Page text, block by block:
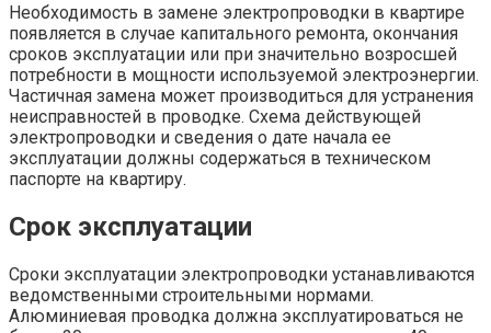
Необходимость в замене электропроводки в квартире
появляется в случае капитального ремонта, окончания
сроков эксплуатации или при значительно возросшей
потребности в мощности используемой электроэнергии.
Частичная замена может производиться для устранения
неисправностей в проводке. Схема действующей
электропроводки и сведения о дате начала ее
эксплуатации должны содержаться в техническом
паспорте на квартиру.
Срок эксплуатации
Сроки эксплуатации электропроводки устанавливаются
ведомственными строительными нормами.
Алюминиевая проводка должна эксплуатироваться не